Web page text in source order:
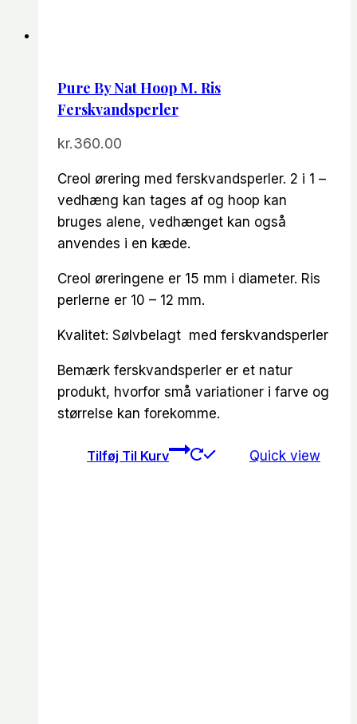
Pure By Nat Hoop M. Ris
Ferskvandsperler
kr.360.00
Creol ørering med ferskvandsperler. 2 i 1 –
vedhæng kan tages af og hoop kan
bruges alene, vedhænget kan også
anvendes i en kæde.
Creol øreringene er 15 mm i diameter. Ris
perlerne er 10 – 12 mm.
Kvalitet: Sølvbelagt med ferskvandsperler
Bemærk ferskvandsperler er et natur
produkt, hvorfor små variationer i farve og
størrelse kan forekomme.
Tilføj Til Kurv Quick view